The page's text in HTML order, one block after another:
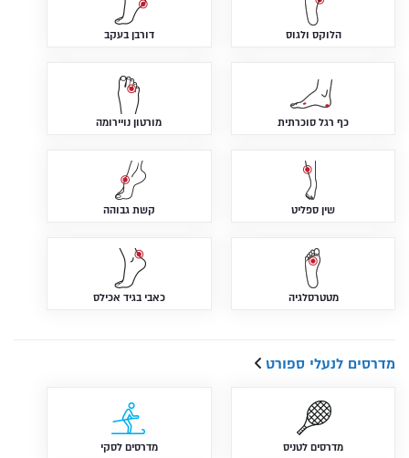
הלוקס ולגוס דורבן בעקב
כף רגל סוכרתית מורטון נויירומה
שין ספליט קשת גבוהה
מטטרסלגיה כאבי בגיד אכילס
מדרסים לנעלי ספורט
מדרסים לטניס מדרסים לסקי